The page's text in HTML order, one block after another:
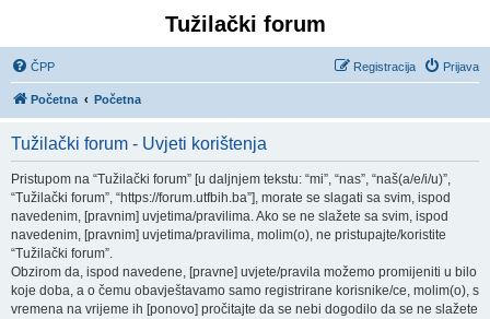
Tužilački forum
ČPP Prijava
Registracija
Početna Početna
Tužilački forum - Uvjeti korištenja
Pristupom na “Tužilački forum” [u daljnjem tekstu: “mi”, “nas”, “naš(a/e/i/u)”,
“Tužilački forum”, “https://forum.utfbih.ba”], morate se slagati sa svim, ispod
navedenim, [pravnim] uvjetima/pravilima. Ako se ne slažete sa svim, ispod
navedenim, [pravnim] uvjetima/pravilima, molim(o), ne pristupajte/koristite
“Tužilački forum”.
Obzirom da, ispod navedene, [pravne] uvjete/pravila možemo promijeniti u bilo
koje doba, a o čemu obavještavamo samo registrirane korisnike/ce, molim(o), s
vremena na vrijeme ih [ponovo] pročitajte da se nebi dogodilo da se ne slažete